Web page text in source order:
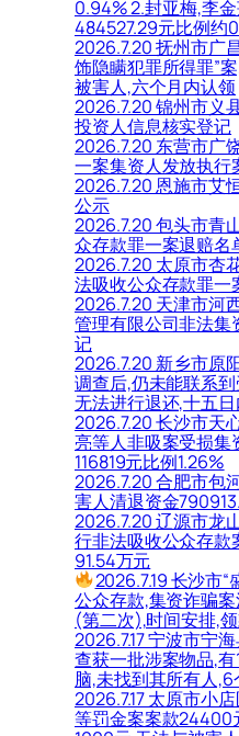
0.94% 2.封亚梅,李
484527.29元比例约
2026.7.20 抚州市广
饰隐瞒犯罪所得罪”
被害人,六个月内认领
2026.7.20 锦州市义
投资人信息核实登记
2026.7.20 东营市广
一案集资人发放执行
2026.7.20 恩施市艾
公示
2026.7.20 包头市青
众存款罪一案退赔
2026.7.20 太原市杏
法吸收公众存款罪
2026.7.20 天津市河
管理有限公司非法集
记
2026.7.20 新乡市原
调查后,仍未能联系
无法进行退还,十五
2026.7.20 长沙市天
亮等人非吸案受损
116819元比例1.26%
2026.7.20 合肥市包
害人清退资金
2026.7.20 辽源市龙
行非法吸收公众存款
91.54万元
2026.7.19 长沙市
公众存款,集资诈骗
(第二次),时间安排,
2026.7.17 宁波市宁
查获一批涉案物品,
脑,未找到其所有人,6
2026.7.17 太原市小
等罚金案案款24400